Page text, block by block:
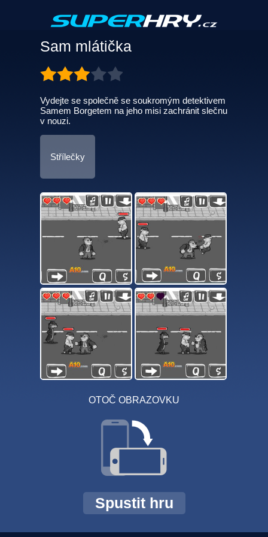
Sam mlátička
Vydejte se společně se soukromým detektivem
Samem Borgetem na jeho misi zachránit slečnu
v nouzi.
Střílečky
OTOČ OBRAZOVKU
Spustit hru